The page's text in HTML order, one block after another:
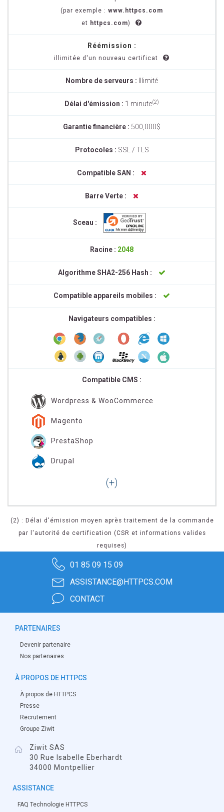
(par exemple : www.httpcs.com
et httpcs.com)
Réémission :
illimitée d'un nouveau certificat
Nombre de serveurs : Illimité
Délai d'émission : 1 minute(2)
Garantie financière : 500,000$
Protocoles : SSL / TLS
Compatible SAN :
Barre Verte :
Sceau :
Racine : 2048
Algorithme SHA2-256 Hash :
Compatible appareils mobiles :
Navigateurs compatibles :
Compatible CMS :
Wordpress & WooCommerce
Magento
PrestaShop
Drupal
(2) : Délai d'émission moyen après traitement de la commande
par l'autorité de certification (CSR et informations valides
requises)
01 85 09 15 09
ASSISTANCE@HTTPCS.COM
CONTACT
PARTENAIRES
Devenir partenaire
Nos partenaires
À PROPOS DE HTTPCS
À propos de HTTPCS
Presse
Recrutement
Groupe Ziwit
Ziwit SAS
30 Rue Isabelle Eberhardt
34000 Montpellier
ASSISTANCE
FAQ Technologie HTTPCS